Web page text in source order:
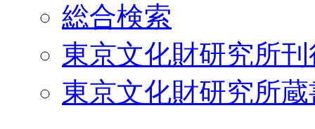
総合検索
東京文化財研究所
東京文化財研究所